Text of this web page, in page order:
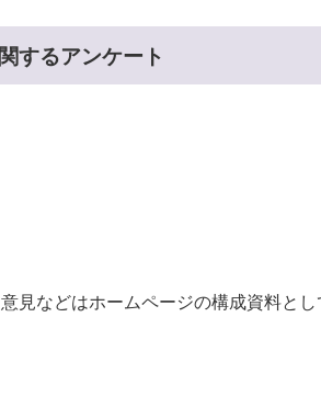
するアンケート
見などはホームページの構成資料と